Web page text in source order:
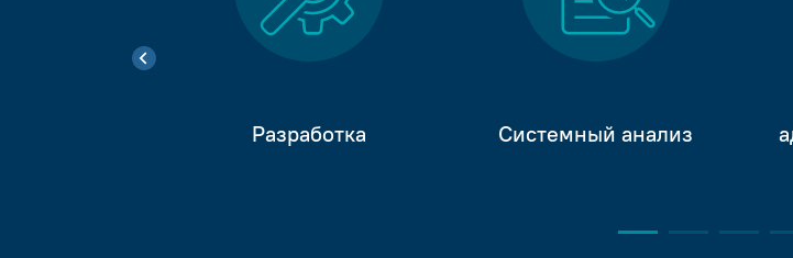
Разработка Системный анализ